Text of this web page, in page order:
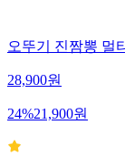
오뚜기 진짬뽕 멀
28,900원
24%21,900원